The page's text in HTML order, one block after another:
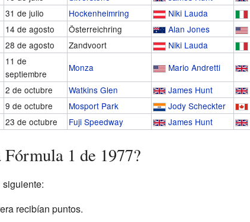
31 de julio Hockenheimring Niki Lauda
14 de agosto Österreichring Alan Jones
28 de agosto Zandvoort Niki Lauda
11 de
septiembre
Monza Mario Andretti
2 de octubre Watkins Glen James Hunt
9 de octubre Mosport Park Jody Scheckter
23 de octubre Fuji Speedway James Hunt
Fórmula 1 de 1977?
recibían puntos.